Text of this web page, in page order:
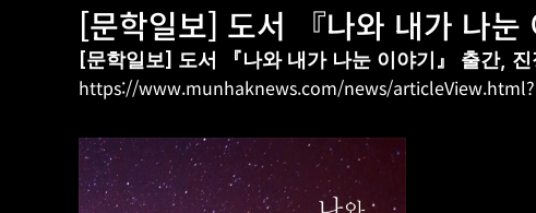
[문학일보] 도서 『나와 내가 나
[문학일보] 도서 『나와 내가 나눈 이야기』 출간,
https://www.munhaknews.com/news/